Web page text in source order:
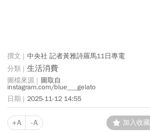
中央社 記者黃雅詩羅馬11日專電
生活消費
圖取自
instagram.com/blue___gelato
2025-11-12 14:55
+A -A 加入收藏